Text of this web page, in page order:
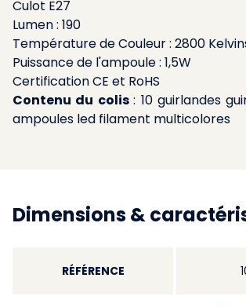
Culot E27
Lumen : 190
Température de Couleur : 2800
Puissance de l'ampoule : 1,5W
Certification CE et RoHS
Contenu du colis: 10 guirlandes
ampoules led filament multicolores
Dimensions &
RÉFÉRENCE